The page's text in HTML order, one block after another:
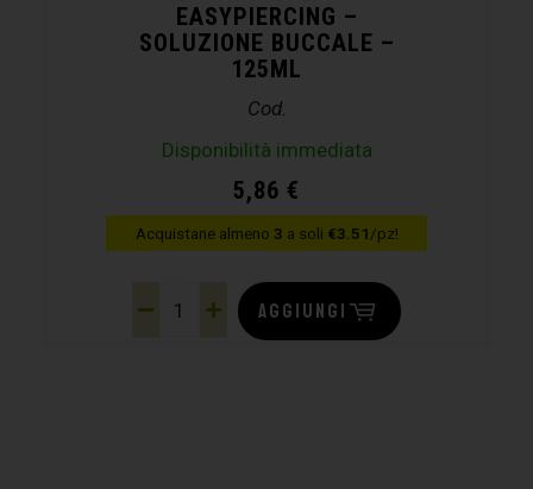
EASYPIERCING –
SOLUZIONE BUCCALE –
125ML
Cod.
Disponibilità immediata
5,86 €
Acquistane almeno 3 a soli €3.51/pz!
AGGIUNGI